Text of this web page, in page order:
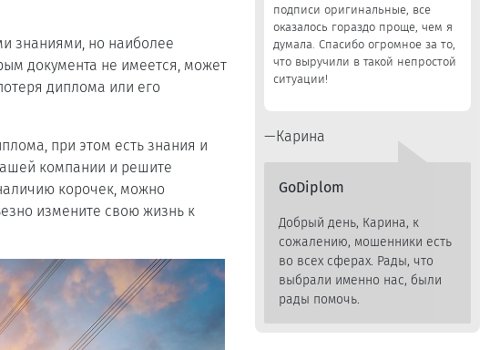
знаниями, но наиболее
документа не имеется, может
диплома или его
при этом есть знания и
компании и решите
корочек, можно
измените свою жизнь к
подписи оригинальные, все
оказалось гораздо проще, чем я
думала. Спасибо огромное за то,
что выручили в такой непростой
ситуации!
Карина
GoDiplom
Добрый день, Карина, к
сожалению, мошенники есть
во всех сферах. Рады, что
выбрали именно нас, были
рады помочь.